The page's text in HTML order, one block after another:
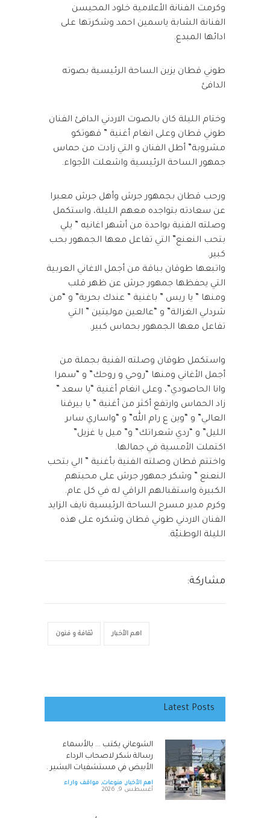
وكرمت الفنانة الأعلامية خلود المحيسن
الفنانة الشابة ياسمين احمد وشكرتها على
ادائها المبدع.
طوني قطان يزين الساحة الرئيسية بصوته
الدافئ
وختام الليلة كان بالصوت الاردني الدافئ الفنان
طوني قطان وعلى انغام أغنية ” قهوتكو
مشروبة” أطل الفنان و التي زادت من حماس
جمهور الساحة الرئيسية واشعلت الأجواء.
ورحب قطان بجمهور جرش وأهل جرش معبرا
عن سعادته بتواجده معهم الليلة، واستكمل
وصلته الفنية بواحدة من أشهر اغانيه ” يلي
بتحب النعنع” التي تفاعل معها الجمهور بحب
كبير.
واتبعها طوقان بباقة من أجمل الاغاني العربية
التي يحفظها جمهور جرش عن ظهر قلب
ومنها ” يا ريس ” باغنية ” عندك بحرية” و “من
شردلي الغزالة” و “عالعين موليتين ” التي
تفاعل معها الجمهور بحماس كبير.
واستكمل طوقان وصلته الفنية بجملة من
أجمل الأغاني ومنها “روحي و روحك” و “سمرا
وانا الحاصودي”، وعلى انغام أغنية “يا سعد ”
زاد الحماس وارتفع أكثر من أغنية ” يا بيرقنا
العالي” و “وين ع رام الله” و “واساري ساىر
الليل” و “ردي شعراتك” و” ميل يا غزيل”
اكتملت الأمسية في جمالها.
واختتم قطان وصلته الفنية بأغنية ” الي بتحب
النعنع ” وشكر جمهور جرش على محبتهم
الكبيرة واستقبالهم الراقي له في كل عام.
وكرم مدير مسرح الساحة الرئيسية نايف الزايد
الفنان الاردني طوني قطان وشكره على هذه
الليلة الوطنيّة.
مشاركة:
اهم الأخبار ثقافة و فنون
Latest Posts
الشوعاني يكتب ... بالأسماء
رسالة شكر لاصحاب الرداء
الأبيض في مستشفيات البشير .
اهم الأخبار, منوعات, مواقف واراء
أغسطس 9, 2026